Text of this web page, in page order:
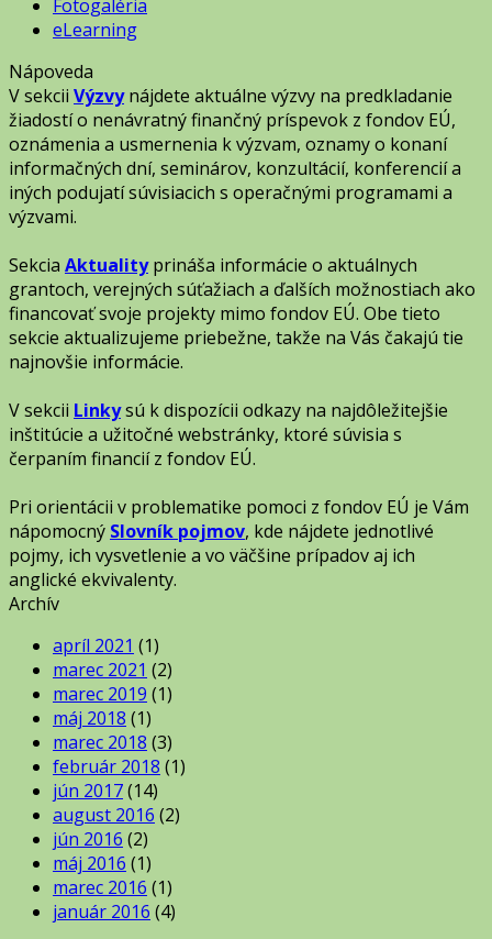
Fotogaléria
eLearning
Nápoveda
V sekcii Výzvynájdete aktuálne výzvy na predkladanie
žiadostí o nenávratný finančný príspevok z fondov EÚ,
oznámenia a usmernenia k výzvam, oznamy o konaní
informačných dní, seminárov, konzultácií, konferencií a
iných podujatí súvisiacich s operačnými programami a
výzvami.
Sekcia Aktualityprináša informácie o aktuálnych
grantoch, verejných súťažiach a ďalších možnostiach ako
financovať svoje projekty mimo fondov EÚ. Obe tieto
sekcie aktualizujeme priebežne, takže na Vás čakajú tie
najnovšie informácie.
V sekcii Linkysú k dispozícii odkazy na najdôležitejšie
inštitúcie a užitočné webstránky, ktoré súvisia s
čerpaním financií z fondov EÚ.
Pri orientácii v problematike pomoci z fondov EÚ je Vám
nápomocný Slovník pojmov, kde nájdete jednotlivé
pojmy, ich vysvetlenie a vo väčšine prípadov aj ich
anglické ekvivalenty.
Archív
apríl 2021 (1)
marec 2021 (2)
marec 2019 (1)
máj 2018 (1)
marec 2018 (3)
február 2018 (1)
jún 2017(14)
august 2016 (2)
jún 2016 (2)
máj 2016 (1)
marec 2016 (1)
január 2016 (4)